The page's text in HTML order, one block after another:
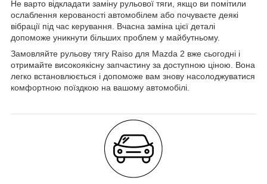
Не варто відкладати заміну рульової тяги, якщо ви помітили
ослаблення керованості автомобілем або почуваєте деякі
вібрації під час керування. Вчасна заміна цієї деталі
допоможе уникнути більших проблем у майбутньому.
Замовляйте рульову тягу Raiso для Mazda 2 вже сьогодні і
отримайте високоякісну запчастину за доступною ціною. Вона
легко встановлюється і допоможе вам знову насолоджуватися
комфортною поїздкою на вашому автомобілі.